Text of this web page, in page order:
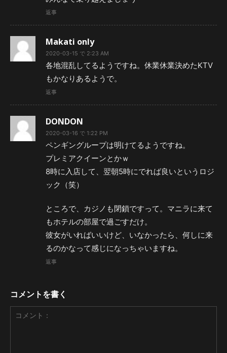
返事
Makati only
2020-03-15 で 2:23 AM
各地混乱してるようですね。休業休業決めたKTV
もかなりあるようで。
返事
DONDON
2020-03-16 で 1:22 PM
ペンギングループは明けてるようですね。
プレミアクイーンとかｗ
8時に入店して、翌朝5時にでれば良いというロジ
ック（笑）
ところで、カジノも閉鎖ですって。マニラに来て
もホテルの部屋で過ごすだけ。
彼女がいればいいけど、いなかったら、何しに来
るのかなって感じになっちゃいますね。
返事
コメントを書く